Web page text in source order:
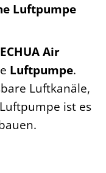
Luftpumpe
Air
Luftpumpe.
Luftkanäle,
ist es